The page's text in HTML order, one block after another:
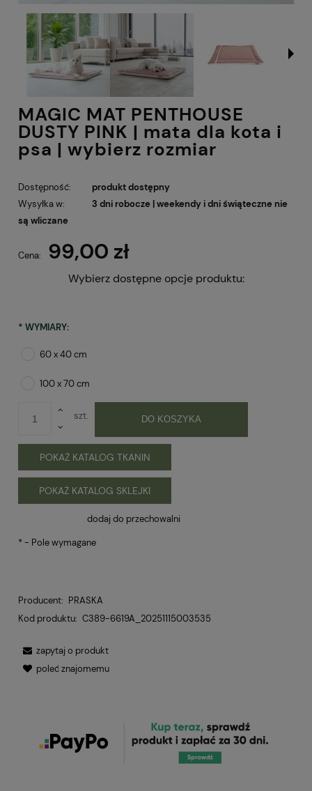
MAGIC MAT PENTHOUSE
DUSTY PINK | mata dla kota i
psa | wybierz rozmiar
Dostępność:
produkt dostępny
Wysyłka w:
3 dni robocze | weekendy i dni świąteczne nie
są wliczane
Cena: 99,00 zł
Wybierz dostępne opcje produktu:
* WYMIARY:
60 x 40 cm
100 x 70 cm
szt. DO KOSZYKA
POKAŻ KATALOG TKANIN
POKAŻ KATALOG SKLEJKI
dodaj do przechowalni
*- Pole wymagane
Producent: PRASKA
Kod produktu: C389-6619A_20251115003535
zapytaj o produkt
poleć znajomemu